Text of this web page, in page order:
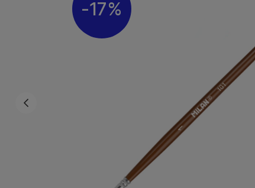
17%